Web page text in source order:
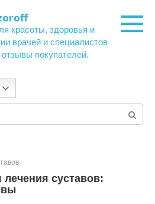
красоты, здоровья и
врачей и специалистов
покупателей.
суставов: